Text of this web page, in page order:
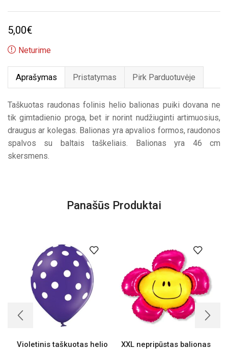
5,00€
Neturime
Aprašymas Pristatymas Pirk Parduotuvėje
Taškuotas raudonas folinis helio balionas puiki dovana ne
tik gimtadienio proga, bet ir norint nudžiuginti artimuosius,
draugus ar kolegas. Balionas yra apvalios formos, raudonos
spalvos su baltais taškeliais. Balionas yra 46 cm
skersmens.
Panašūs Produktai
Violetinis taškuotas helio
XXL nepripūstas balionas